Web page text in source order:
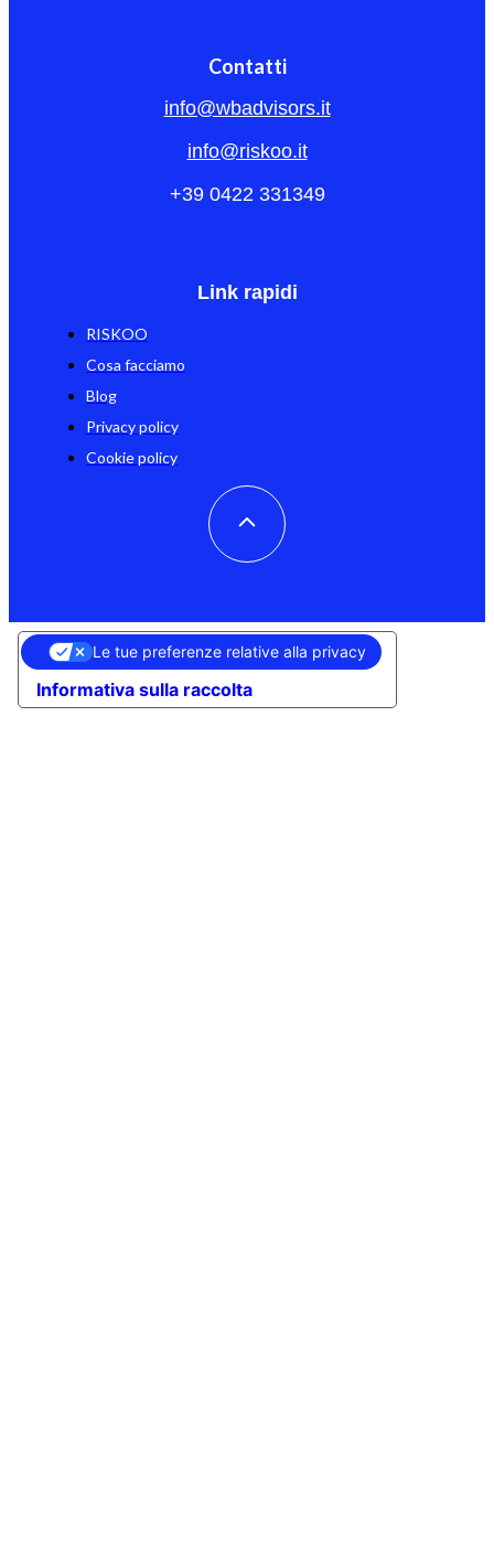
Contatti
info@wbadvisors.it
info@riskoo.it
+39 0422 331349
Link rapidi
RISKOO
Cosa facciamo
Blog
Privacy policy
Cookie policy
Informativa sulla raccolta
Le tue preferenze relative alla privacy